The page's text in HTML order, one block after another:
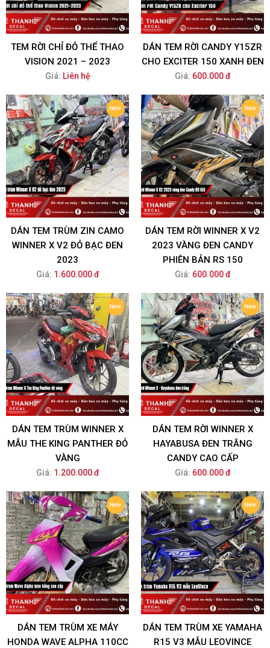
TEM RỜI CHỈ ĐỎ THỂ THAO
VISION 2021 – 2023
Giá: Liên hệ
DÁN TEM RỜI CANDY Y15ZR
CHO EXCITER 150 XANH ĐEN
Giá: 600.000 đ
DÁN TEM TRÙM ZIN CAMO
WINNER X V2 ĐỎ BẠC ĐEN
2023
Giá: 1.600.000 đ
DÁN TEM RỜI WINNER X V2
2023 VÀNG ĐEN CANDY
PHIÊN BẢN RS 150
Giá: 600.000 đ
DÁN TEM TRÙM WINNER X
MẪU THE KING PANTHER ĐỎ
VÀNG
Giá: 1.200.000 đ
DÁN TEM RỜI WINNER X
HAYABUSA ĐEN TRẮNG
CANDY CAO CẤP
Giá: 600.000 đ
DÁN TEM TRÙM XE MÁY
HONDA WAVE ALPHA 110CC
DÁN TEM TRÙM XE YAMAHA
R15 V3 MẪU LEOVINCE